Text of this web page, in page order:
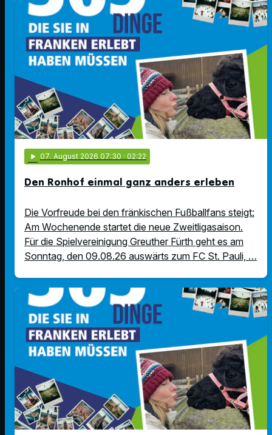
play_arrow 07. August 2026 07:30 · 02:22
Den Ronhof einmal ganz anders erleben
Die Vorfreude bei den fränkischen Fußballfans steigt:
Am Wochenende startet die neue Zweitligasaison.
Für die Spielvereinigung Greuther Fürth geht es am
Sonntag, den 09.08.26 auswärts zum FC St. Pauli, …